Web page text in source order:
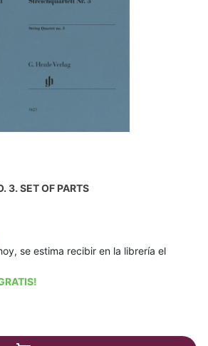
3. SET OF PARTS
se estima recibir en la librería el